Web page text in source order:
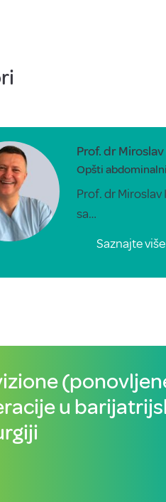
Prof. dr
Opšti
Prof. dr
sa…
Saznajte
u